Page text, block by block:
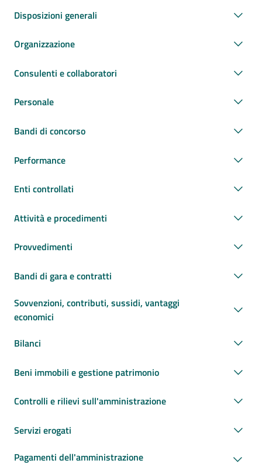
Disposizioni generali
Organizzazione
Consulenti e collaboratori
Personale
Bandi di concorso
Performance
Enti controllati
Attività e procedimenti
Provvedimenti
Bandi di gara e contratti
Sovvenzioni, contributi, sussidi, vantaggi
economici
Bilanci
Beni immobili e gestione patrimonio
Controlli e rilievi sull'amministrazione
Servizi erogati
Pagamenti dell'amministrazione